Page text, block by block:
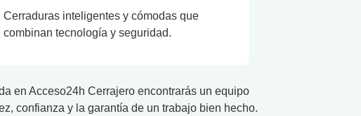
Cerraduras inteligentes y cómodas que
combinan tecnología y seguridad.
en Acceso24h Cerrajero encontrarás un equipo
confianza y la garantía de un trabajo bien hecho.